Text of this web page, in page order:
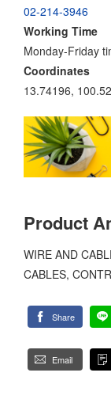
02-214-3946
Working Time
Monday-Friday
Coordinates
13.74196,
Product
WIRE AND
CABLES,
Share
Email